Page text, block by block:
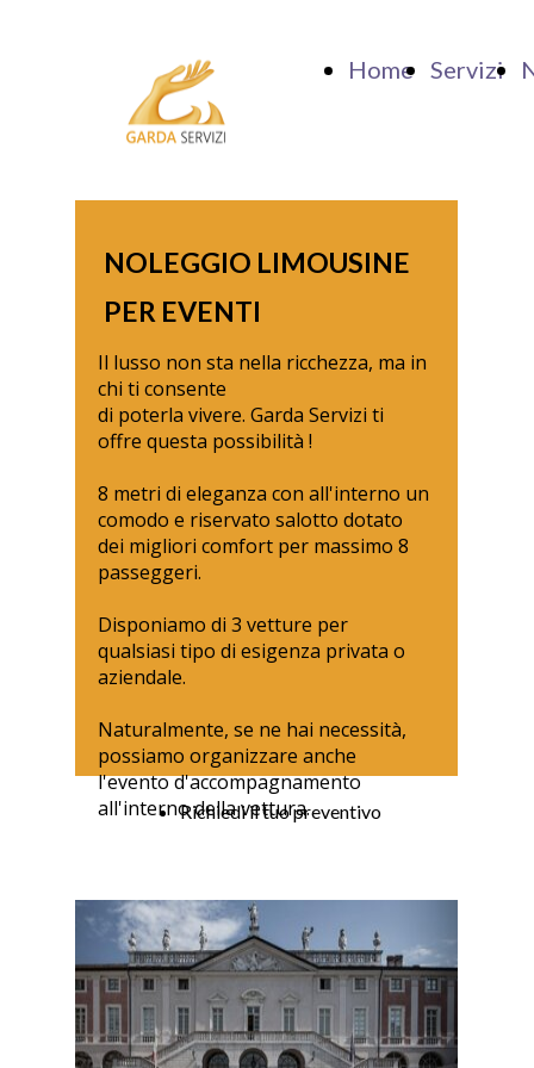
Home Servizi
NOLEGGIO LIMOUSINE
PER EVENTI
Il lusso non sta nella ricchezza, ma in
chi ti consente
di poterla vivere. Garda Servizi ti
offre questa possibilità !
8 metri di eleganza con all'interno un
comodo e riservato salotto dotato
dei migliori comfort per massimo 8
passeggeri.
Disponiamo di 3 vetture per
qualsiasi tipo di esigenza privata o
aziendale.
Naturalmente, se ne hai necessità,
possiamo organizzare anche
l'evento d'accompagnamento
all'interno della vettura.
Richiedi il tuo preventivo